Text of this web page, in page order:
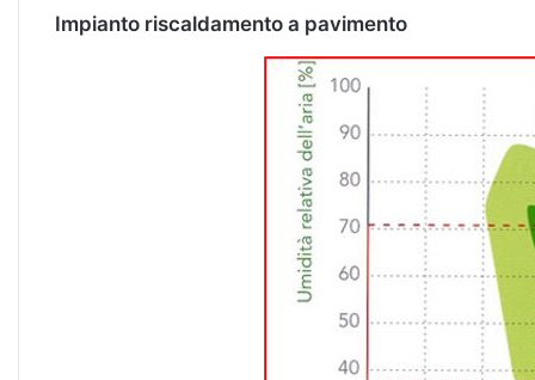
Impianto riscaldamento a pavimento